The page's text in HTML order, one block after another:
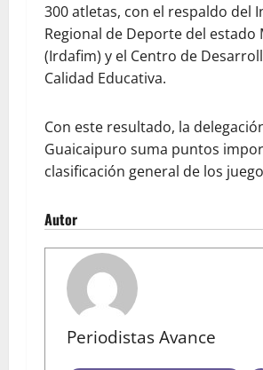
300 atletas, con el respaldo del
Regional de Deporte del estado
(Irdafim) y el Centro de
Calidad Educativa.
Con este resultado, la
Guaicaipuro suma puntos
clasificación general de los
Autor
Periodistas Avance